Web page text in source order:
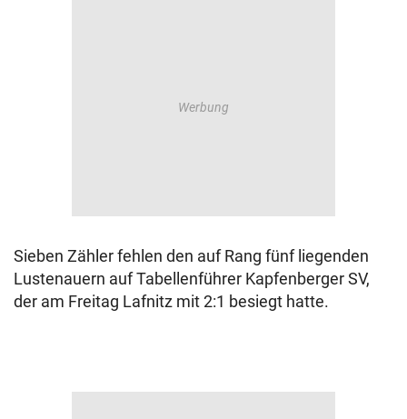
Sieben Zähler fehlen den auf Rang fünf liegenden
Lustenauern auf Tabellenführer Kapfenberger SV,
der am Freitag Lafnitz mit 2:1 besiegt hatte.